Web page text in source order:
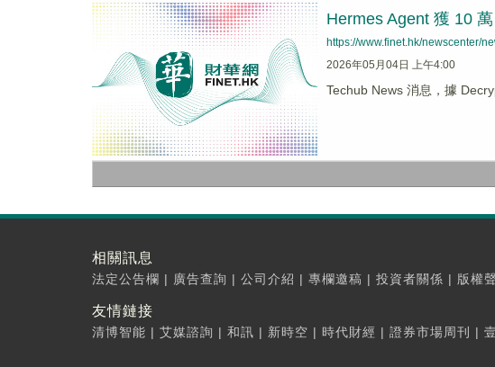
Hermes Agent 獲 10
https://www.finet.hk/newscenter/
2026年05月04日 上午4:00
Techub News 消息，據
相關訊息
法定公告欄 | 廣告查詢 | 公司介紹 | 專欄邀稿 | 投資者關係 | 版權
友情鏈接
清博智能 | 艾媒諮詢 | 和訊 | 新時空 | 時代財經 | 證券市場周刊 |